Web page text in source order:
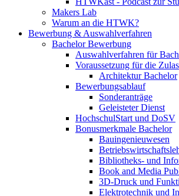
Makers Lab
Warum an die HTWK?
Bewerbung & Auswahlverfahren
Bachelor Bewerbung
Auswahlverfahren für
Voraussetzung für die
Architektur Bachelor
Bewerbungsablauf
Sonderanträge
Geleisteter Dienst
HochschulStart und DoSV
Bonusmerkmale Bachelor
Bauingenieuwesen
Bibliotheks- und
Book and Media
3D-Druck und
Elektrotechnik und